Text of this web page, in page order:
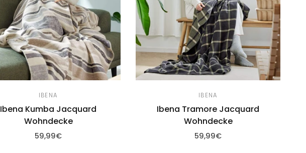
IBENA
Ibena Kumba Jacquard
Wohndecke
59,99€
IBENA
Ibena Tramore Jacquard
Wohndecke
59,99€